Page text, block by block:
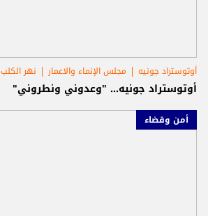
أوتوستراد جونيه مجلس الإنماء والاعمار نهر الكلب
أوتوستراد جونيه... "وعدوني ونطروني"
أمن وقضاء